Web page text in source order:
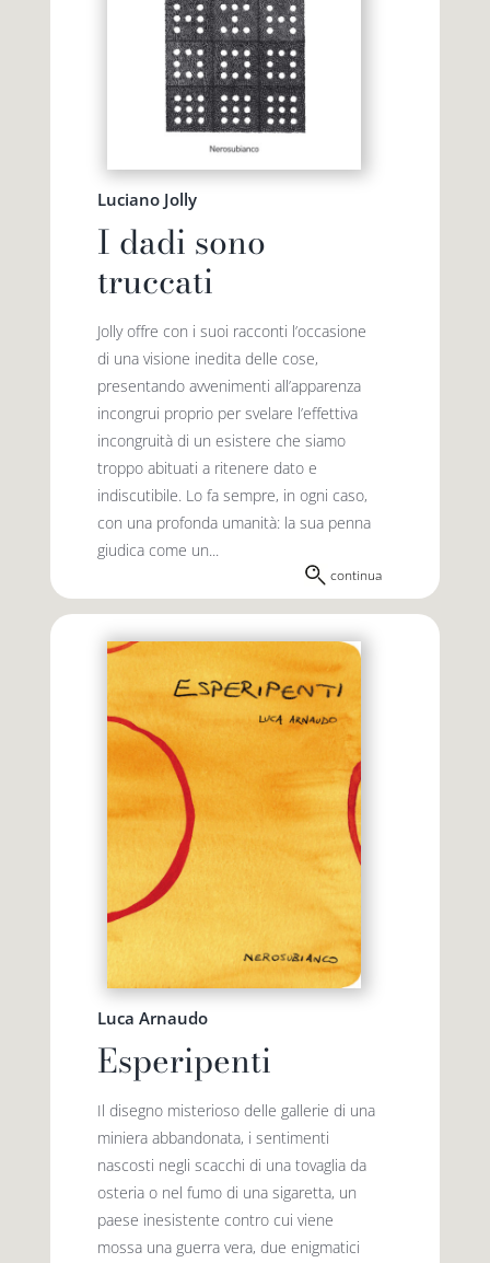
Luciano Jolly
I dadi sono
truccati
Jolly offre con i suoi racconti l’occasione
di una visione inedita delle cose,
presentando avvenimenti all’apparenza
incongrui proprio per svelare l’effettiva
incongruità di un esistere che siamo
troppo abituati a ritenere dato e
indiscutibile. Lo fa sempre, in ogni caso,
con una profonda umanità: la sua penna
giudica come un...
continua
Luca Arnaudo
Esperipenti
Il disegno misterioso delle gallerie di una
miniera abbandonata, i sentimenti
nascosti negli scacchi di una tovaglia da
osteria o nel fumo di una sigaretta, un
paese inesistente contro cui viene
mossa una guerra vera, due enigmatici